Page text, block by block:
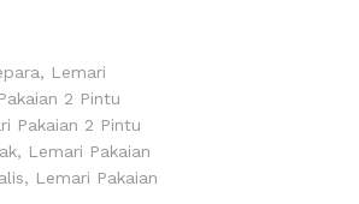
, Lemari
2 Pintu
Pakaian 2 Pintu
, Lemari Pakaian
, Lemari Pakaian